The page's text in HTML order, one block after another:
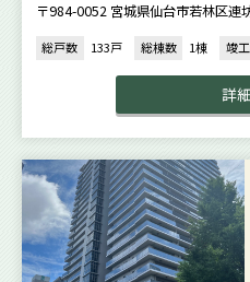
〒984-0052 宮城県仙台市若林区連
総戸数 133戸 総棟数 1棟 竣
詳